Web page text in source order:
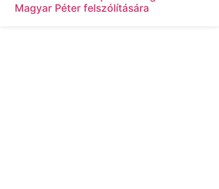
Magyar Péter felszólítására